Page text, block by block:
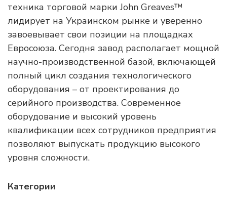
техника торговой марки John Greaves™
лидирует на Украинском рынке и уверенно
завоевывает свои позиции на площадках
Евросоюза. Сегодня завод располагает мощной
научно-производственной базой, включающей
полный цикл создания технологического
оборудования – от проектирования до
серийного производства. Современное
оборудование и высокий уровень
квалификации всех сотрудников предприятия
позволяют выпускать продукцию высокого
уровня сложности.
Категории